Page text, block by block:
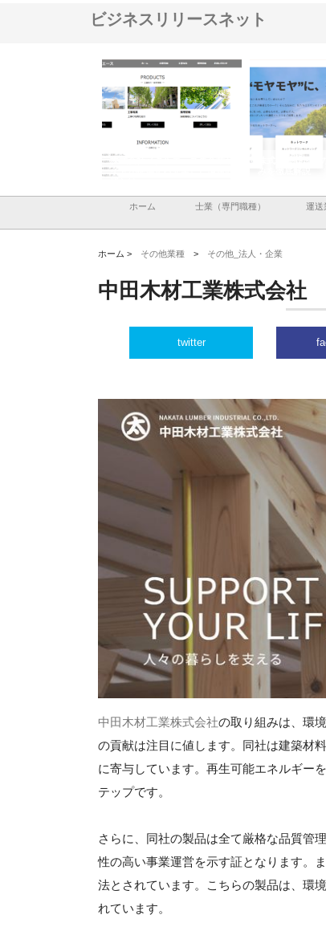
ビジネスリリースネット
株式会社メタルエースの企業サ
イトが提供する充実した情報内
株式会社ＣＳＡの事業内容と強
ホーム 士業（専門職種） 運送
ホーム > その他業種 > その他_法人・企業
中田木材工業株式会社
twitter
中田木材工業株式会社の取り組みは、環
の貢献は注目に値します。同社は建築材
に寄与しています。再生可能エネルギー
テップです。
さらに、同社の製品は全て厳格な品質管
性の高い事業運営を示す証となります。
法とされています。こちらの製品は、環
れています。